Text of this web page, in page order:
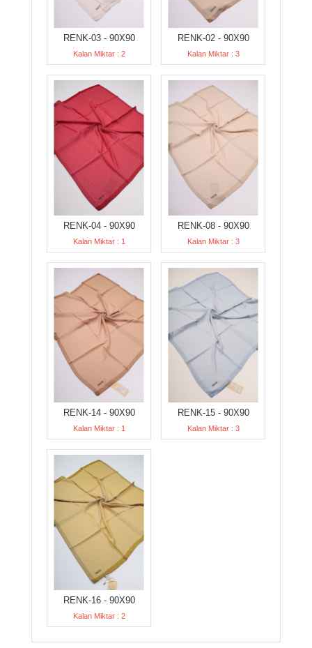
RENK-03 - 90X90
Kalan Miktar : 2
RENK-02 - 90X90
Kalan Miktar : 3
RENK-04 - 90X90
Kalan Miktar : 1
RENK-08 - 90X90
Kalan Miktar : 3
RENK-14 - 90X90
Kalan Miktar : 1
RENK-15 - 90X90
Kalan Miktar : 3
RENK-16 - 90X90
Kalan Miktar : 2